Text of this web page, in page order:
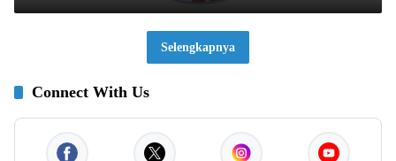
Selengkapnya
Connect With Us